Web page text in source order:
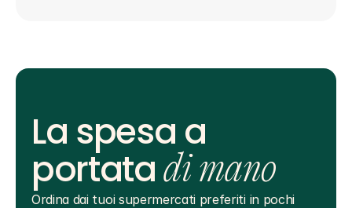
La spesa a
portatadi mano
Ordina dai tuoi supermercati preferiti in pochi